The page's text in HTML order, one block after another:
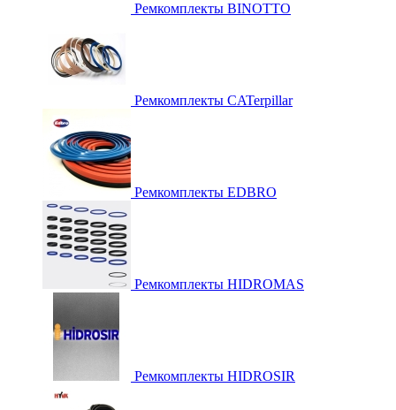
Ремкомплекты BINOTTO
Ремкомплекты CATerpillar
Ремкомплекты EDBRO
Ремкомплекты HIDROMAS
Ремкомплекты HIDROSIR